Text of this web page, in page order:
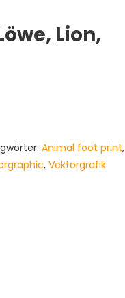
Lion,
Animal foot print,
,Vektorgrafik